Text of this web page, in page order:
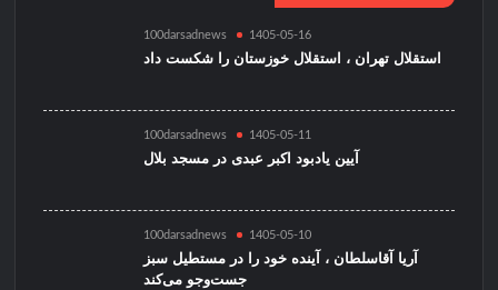
100darsadnews 1405-05-16
استقلال تهران ، استقلال خوزستان را شکست داد
100darsadnews 1405-05-11
آیین یادبود اکبر عبدی در مسجد بلال
100darsadnews 1405-05-10
آریا آقاسلطان ، آینده خود را در مستطیل سبز
جست‌وجو می‌کند